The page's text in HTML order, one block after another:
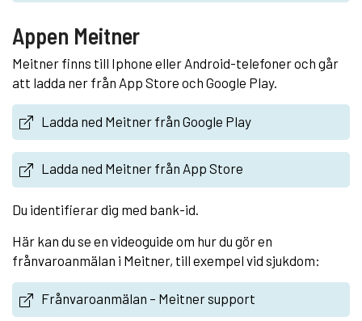
Appen Meitner
Meitner finns till Iphone eller Android-telefoner och går
att ladda ner från App Store och Google Play.
Ladda ned Meitner från Google Play
Ladda ned Meitner från App Store
Du identifierar dig med bank-id.
Här kan du se en videoguide om hur du gör en
frånvaroanmälan i Meitner, till exempel vid sjukdom:
Frånvaroanmälan – Meitner support